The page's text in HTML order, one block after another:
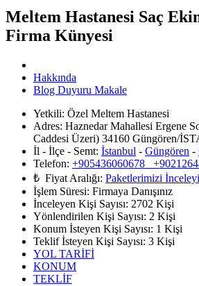
Meltem Hastanesi Saç
Firma Künyesi
Hakkında
Blog Duyuru Makale
Yetkili: Özel Meltem Hastanesi
Adres: Haznedar Mahallesi Ergene
Caddesi Üzeri) 34160 Güngören/
İl - İlçe - Semt: İstanbul - Güngören -
Telefon: +905436060678
₺ Fiyat Aralığı: Paketlerimizi
İşlem Süresi: Firmaya Danışınız
İnceleyen Kişi Sayısı: 2702 Kişi
Yönlendirilen Kişi Sayısı: 2 Kişi
Konum İsteyen Kişi Sayısı: 1 Kişi
Teklif İsteyen Kişi Sayısı: 3 Kişi
YOL TARİFİ
KONUM
TEKLİF